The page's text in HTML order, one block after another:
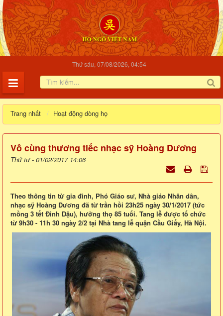
Thứ sáu, 07/08/2026, 04:54
Trang nhất Hoạt động dòng họ
Vô cùng thương tiếc nhạc sỹ Hoàng Dương
Thứ tư - 01/02/2017 14:06
Theo thông tin từ gia đình, Phó Giáo sư, Nhà giáo Nhân dân,
nhạc sỹ Hoàng Dương đã từ trần hồi 23h25 ngày 30/1/2017 (tức
mồng 3 tết Đinh Dậu), hưởng thọ 85 tuổi. Tang lễ được tổ chức
từ 9h30 - 11h 30 ngày 2/2 tại Nhà tang lễ quận Cầu Giấy, Hà Nội.